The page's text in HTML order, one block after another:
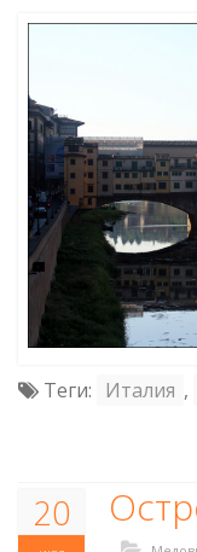
Теги: Италия ,
20